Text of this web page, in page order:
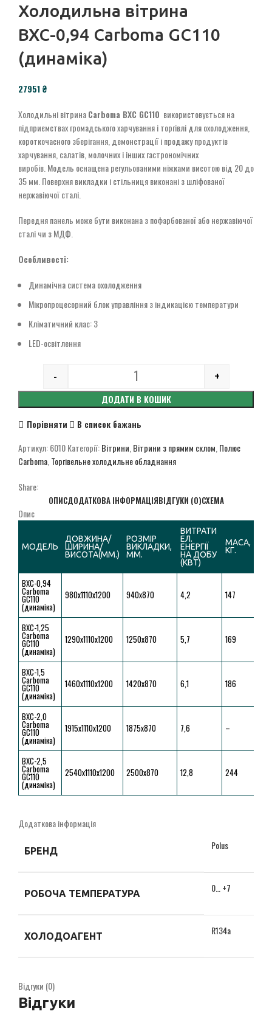
Холодильна вітрина
ВХС-0,94 Carboma GС110
(динаміка)
27951₴
Холодильні вітринаCarboma ВХС GC110 використовується на
підприємствах громадського харчування і торгівлі для охолодження,
короткочасного зберігання, демонстрації і продажу продуктів
харчування, салатів, молочних і інших гастрономічних
виробів. Модель оснащена регульованими ніжками висотою від 20 до
35 мм. Поверхня викладки і стільниця виконані з шліфованої
нержавіючої сталі.
Передня панель може бути виконана з пофарбованої або нержавіючої
сталі чи з МДФ.
Особливості:
Динамічна система охолодження
Мікропроцесорний блок управління з індикацією температури
Кліматичний клас: 3
LED-освітлення
Quantity
- +
ДОДАТИ В КОШИК
Порівняти
В список бажань
Артикул:6010Категорії:Вітрини Вітрини з прямим склом Полюс
Carboma Торгівельне холодильне обладнання
Share:
ОПИСДОДАТКОВА ІНФОРМАЦІЯВІДГУКИ (0)СХЕМА
Опис
МОДЕЛЬ
ДОВЖИНА/
ШИРИНА/
ВИСОТА(ММ.)
РОЗМІР
ВИКЛАДКИ,
ММ.
ВИТРАТИ
ЕЛ.
ЕНЕРГІЇ
НА ДОБУ
(КВТ)
МАСА,
КГ.
ВХС-0,94
Carboma
GС110
(динаміка)
980x1110x1200 940х870 4,2 147
ВХС-1,25
Carboma
GС110
(динаміка)
1290x1110x1200 1250х870 5,7 169
ВХС-1,5
Carboma
GС110
(динаміка)
1460x1110x1200 1420х870 6,1 186
ВХС-2,0
Carboma
GС110
(динаміка)
1915x1110x1200 1875х870 7,6 –
ВХС-2,5
Carboma
GС110
(динаміка)
2540x1110x1200 2500х870 12,8 244
Додаткова інформація
БРЕНД Polus
РОБОЧА ТЕМПЕРАТУРА 0… +7
ХОЛОДОАГЕНТ R134a
Відгуки (0)
Відгуки